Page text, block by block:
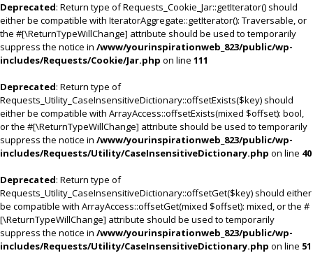
Deprecated: Return type of Requests_Cookie_Jar::getIterator() should
either be compatible with IteratorAggregate::getIterator(): Traversable, or
the #[\ReturnTypeWillChange] attribute should be used to temporarily
suppress the notice in /www/yourinspirationweb_823/public/wp-
includes/Requests/Cookie/Jar.php on line 111
Deprecated: Return type of
Requests_Utility_CaseInsensitiveDictionary::offsetExists($key) should
either be compatible with ArrayAccess::offsetExists(mixed $offset): bool,
or the #[\ReturnTypeWillChange] attribute should be used to temporarily
suppress the notice in /www/yourinspirationweb_823/public/wp-
includes/Requests/Utility/CaseInsensitiveDictionary.php on line 40
Deprecated: Return type of
Requests_Utility_CaseInsensitiveDictionary::offsetGet($key) should either
be compatible with ArrayAccess::offsetGet(mixed $offset): mixed, or the #
[\ReturnTypeWillChange] attribute should be used to temporarily
suppress the notice in /www/yourinspirationweb_823/public/wp-
includes/Requests/Utility/CaseInsensitiveDictionary.php on line 51